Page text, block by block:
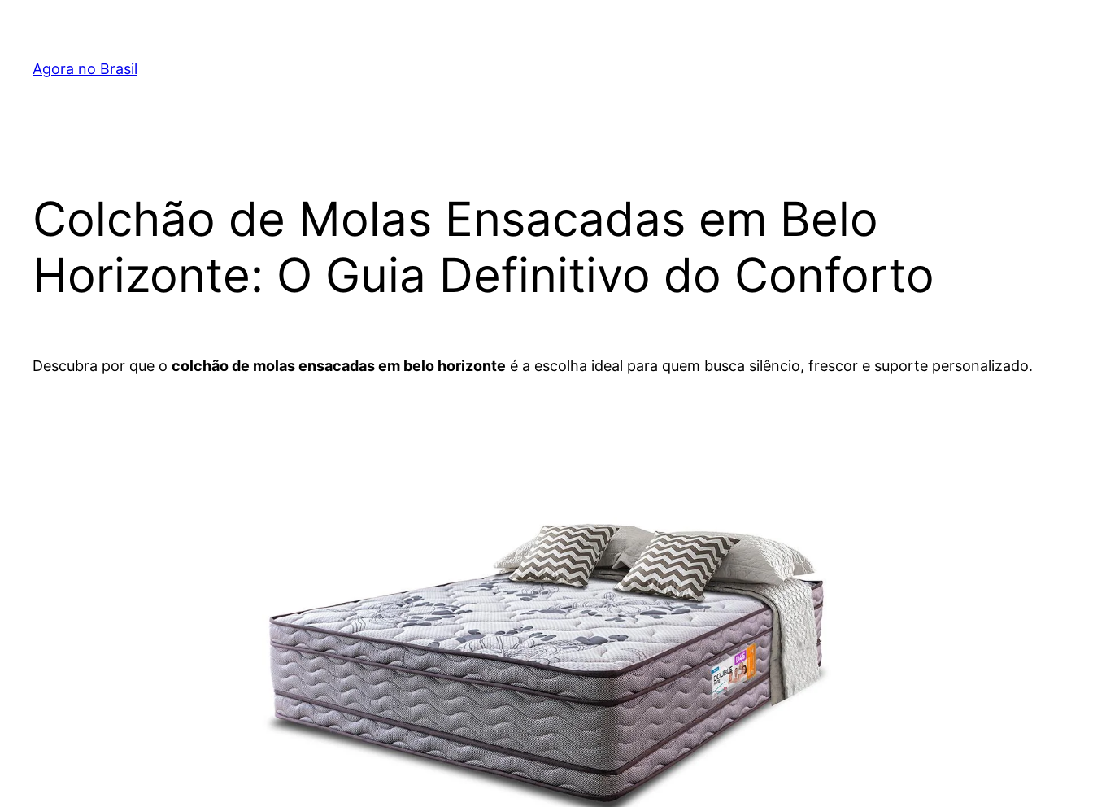
Agora no Brasil
Colchão de Molas Ensacadas em Belo
Horizonte: O Guia Definitivo do Conforto
Descubra por que o colchão de molas ensacadas em belo horizonte é a escolha ideal para quem busca silêncio, frescor e suporte personalizado.